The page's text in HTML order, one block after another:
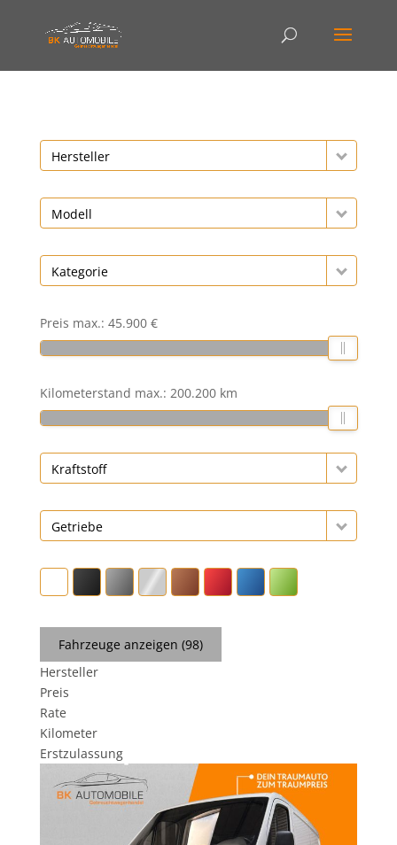
Hersteller
Modell
Kategorie
Preis max.: 45.900 €
Kilometerstand max.: 200.200 km
Kraftstoff
Getriebe
Fahrzeuge anzeigen (98)
Hersteller
Preis
Rate
Kilometer
Erstzulassung